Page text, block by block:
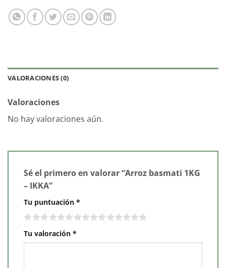
VALORACIONES (0)
Valoraciones
No hay valoraciones aún.
Sé el primero en valorar “Arroz basmati 1KG
– IKKA”
Tu puntuación *
Tu valoración *